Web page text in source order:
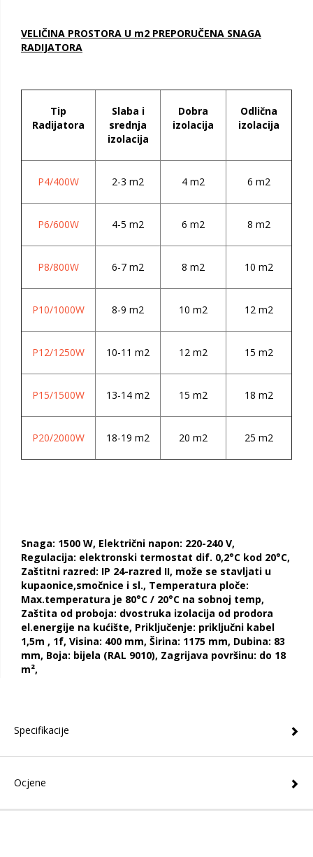
VELIČINA PROSTORA U m2 PREPORUČENA SNAGA
RADIJATORA
Tip
Radijatora
Slaba i
srednja
izolacija
Dobra
izolacija
Odlična
izolacija
P4/400W 2-3 m2 4 m2 6 m2
P6/600W 4-5 m2 6 m2 8 m2
P8/800W 6-7 m2 8 m2 10 m2
P10/1000W 8-9 m2 10 m2 12 m2
P12/1250W 10-11 m2 12 m2 15 m2
P15/1500W 13-14 m2 15 m2 18 m2
P20/2000W 18-19 m2 20 m2 25 m2
Snaga: 1500 W, Električni napon: 220-240 V,
Regulacija: elektronski termostat dif. 0,2°C kod 20°C,
Zaštitni razred: IP 24-razred II, može se stavljati u
kupaonice,smočnice i sl., Temperatura ploče:
Max.temperatura je 80°C / 20°C na sobnoj temp,
Zaštita od proboja: dvostruka izolacija od prodora
el.energije na kućište, Priključenje: priključni kabel
1,5m , 1f, Visina: 400 mm, Širina: 1175 mm, Dubina: 83
mm, Boja: bijela (RAL 9010), Zagrijava površinu: do 18
m²,
Specifikacije
Ocjene